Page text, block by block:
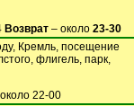
Возврат – около 23-30
Кремль, посещение
флигель, парк,
22-00